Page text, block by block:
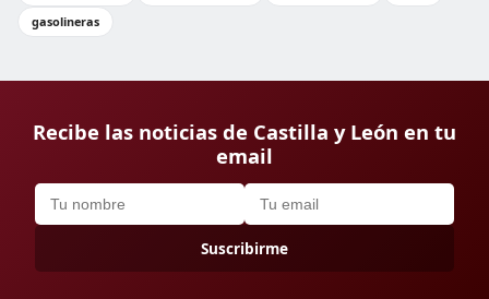
gasolineras
Recibe las noticias de Castilla y León en tu
email
Suscribirme